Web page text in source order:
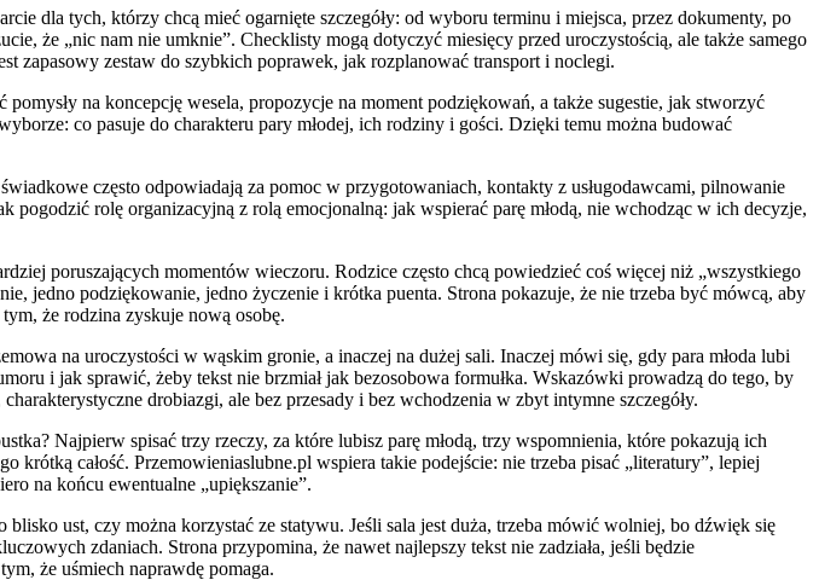
dla tych, którzy chcą mieć ogarnięte szczegóły: od wyboru terminu i miejsca, przez dokumenty, po
że „nic nam nie umknie”. Checklisty mogą dotyczyć miesięcy przed uroczystością, ale także samego
zapasowy zestaw do szybkich poprawek, jak rozplanować transport i noclegi.
na koncepcję wesela, propozycje na moment podziękowań, a także sugestie, jak stworzyć
co pasuje do charakteru pary młodej, ich rodziny i gości. Dzięki temu można budować
często odpowiadają za pomoc w przygotowaniach, kontakty z usługodawcami, pilnowanie
rolę organizacyjną z rolą emocjonalną: jak wspierać parę młodą, nie wchodząc w ich decyzje,
poruszających momentów wieczoru. Rodzice często chcą powiedzieć coś więcej niż „wszystkiego
jedno podziękowanie, jedno życzenie i krótka puenta. Strona pokazuje, że nie trzeba być mówcą, aby
że rodzina zyskuje nową osobę.
na uroczystości w wąskim gronie, a inaczej na dużej sali. Inaczej mówi się, gdy para młoda lubi
i jak sprawić, żeby tekst nie brzmiał jak bezosobowa formułka. Wskazówki prowadzą do tego, by
drobiazgi, ale bez przesady i bez wchodzenia w zbyt intymne szczegóły.
Najpierw spisać trzy rzeczy, za które lubisz parę młodą, trzy wspomnienia, które pokazują ich
całość. Przemowieniaslubne.pl wspiera takie podejście: nie trzeba pisać „literatury”, lepiej
na końcu ewentualne „upiększanie”.
ust, czy można korzystać ze statywu. Jeśli sala jest duża, trzeba mówić wolniej, bo dźwięk się
zdaniach. Strona przypomina, że nawet najlepszy tekst nie zadziała, jeśli będzie
że uśmiech naprawdę pomaga.